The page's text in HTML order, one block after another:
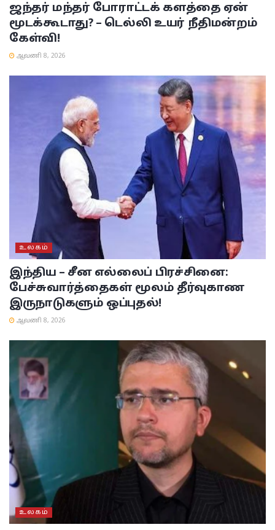
ஜந்தர் மந்தர் போராட்டக் களத்தை ஏன்
மூடக்கூடாது? – டெல்லி உயர் நீதிமன்றம்
கேள்வி!
ஆவணி 8, 2026
உலகம்
இந்திய – சீன எல்லைப் பிரச்சினை:
பேச்சுவார்த்தைகள் மூலம் தீர்வுகாண
இருநாடுகளும் ஒப்புதல்!
ஆவணி 8, 2026
உலகம்